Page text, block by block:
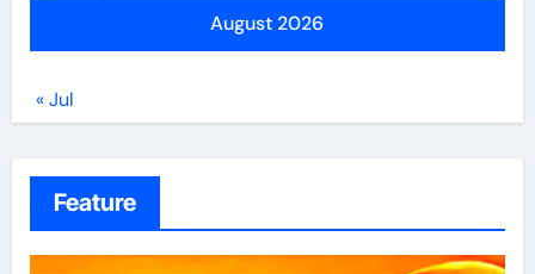
August 2026
« Jul
Feature